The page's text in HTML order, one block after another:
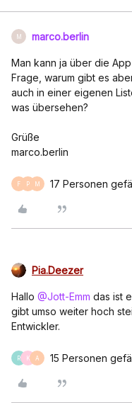
M marco.berlin
Man kann ja über die
Frage, warum gibt es
auch in einer eigenen
was übersehen?
Grüße
marco.berlin
F P M 17 Personen
Pia.Deezer
Hallo @Jott-Emm das ist
gibt umso weiter hoch
Entwickler.
R K A 15 Personen